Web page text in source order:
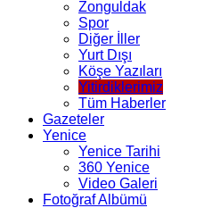
Zonguldak
Spor
Diğer İller
Yurt Dışı
Köşe Yazıları
Yitirdiklerimiz
Tüm Haberler
Gazeteler
Yenice
Yenice Tarihi
360 Yenice
Video Galeri
Fotoğraf Albümü